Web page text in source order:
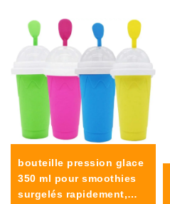
bouteille pression glace
350 ml pour smoothies
surgelés rapidement,